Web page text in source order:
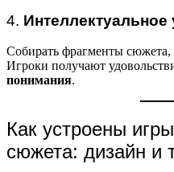
4.
Собирать фрагменты
Игроки получают
понимания.
Как устроены
сюжета: дизайн и